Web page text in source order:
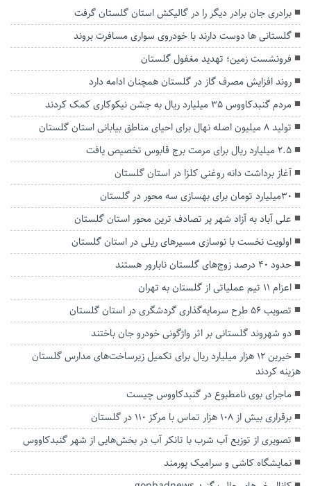
برادری جان برادر دیگر را در گالیکش استان گلستان گرفت
گلستانی ها دوست دارند با خودروی سواری مسافرت بروند
فرونشست زمین؛ تهدید مغفول گلستان
روند افزایش مصرف گاز در گلستان همچنان ادامه دارد
مردم گنبدکاووس ۳۵ میلیارد ریال به جشن نیکوکاری کمک کردند
تولید ۸ میلیون اصله نهال برای احیای مناطق بیابانی استان گلستان
۲.۵ میلیارد ریال برای مرمت برج قابوس تخصیص یافت
آغاز برداشت دانه روغنی کلزا در استان گلستان
۳۰میلیارد تومان برای بهسازی سه محور در گلستان
علی آباد به آزاد شهر پر تصادف‌ ترین محور استان گلستان
اولویت نخست با نوسازی مسیرهای ریلی در استان گلستان
حدود ۴۰ درصد زوج‌های گلستان نابارور هستند
اعزام ۱۱ تیم عملیاتی از گلستان به تهران
تصویب ۵۶ طرح سرمایه‌گذاری گردشگری در استان گلستان
دو شهروند گلستانی بر اثر واژگونی خودرو جان باختند
خیرین ۱۲ هزار میلیارد ریال برای تکمیل زیرساخت‌های مدارس گلستان
هزینه کردند
ماجرای بوی نامطبوع در گنبدکاووس چیست
برقراری بیش از ۱۰۸ هزار تماس با مرکز ۱۱۰ در گلستان
تصویری از توزیع آب شرب با تانکر آب در بخش‌هایی از شهر گنبدکاووس
نمایشگاه کاشی و سرامیک پورمند